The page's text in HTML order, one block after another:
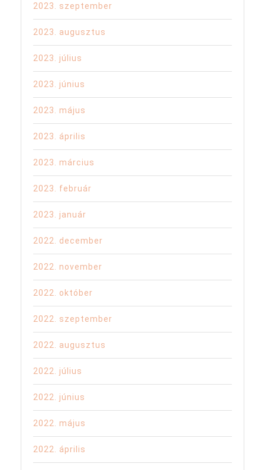
2023. szeptember
2023. augusztus
2023. július
2023. június
2023. május
2023. április
2023. március
2023. február
2023. január
2022. december
2022. november
2022. október
2022. szeptember
2022. augusztus
2022. július
2022. június
2022. május
2022. április